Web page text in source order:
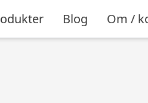
Blog Om /